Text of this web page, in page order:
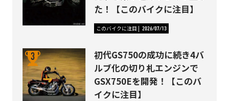
た！【このバイクに注目】
このバイクに注目 2026/07/13
初代GS750の成功に続き4バ
ルブ化の切り札エンジンで
GSX750Eを開発！【このバ
イクに注目】